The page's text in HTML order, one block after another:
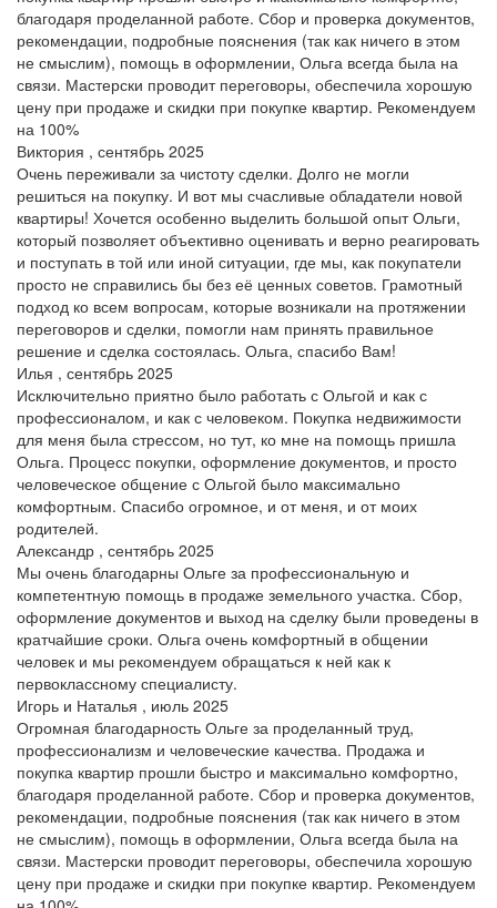
благодаря проделанной работе. Сбор и проверка документов,
рекомендации, подробные пояснения (так как ничего в этом
не смыслим), помощь в оформлении, Ольга всегда была на
связи. Мастерски проводит переговоры, обеспечила хорошую
цену при продаже и скидки при покупке квартир. Рекомендуем
на 100%
Виктория , сентябрь 2025
Очень переживали за чистоту сделки. Долго не могли
решиться на покупку. И вот мы счасливые обладатели новой
квартиры! Хочется особенно выделить большой опыт Ольги,
который позволяет объективно оценивать и верно реагировать
и поступать в той или иной ситуации, где мы, как покупатели
просто не справились бы без её ценных советов. Грамотный
подход ко всем вопросам, которые возникали на протяжении
переговоров и сделки, помогли нам принять правильное
решение и сделка состоялась. Ольга, спасибо Вам!
Илья , сентябрь 2025
Исключительно приятно было работать с Ольгой и как с
профессионалом, и как с человеком. Покупка недвижимости
для меня была стрессом, но тут, ко мне на помощь пришла
Ольга. Процесс покупки, оформление документов, и просто
человеческое общение с Ольгой было максимально
комфортным. Спасибо огромное, и от меня, и от моих
родителей.
Александр , сентябрь 2025
Мы очень благодарны Ольге за профессиональную и
компетентную помощь в продаже земельного участка. Сбор,
оформление документов и выход на сделку были проведены в
кратчайшие сроки. Ольга очень комфортный в общении
человек и мы рекомендуем обращаться к ней как к
первоклассному специалисту.
Игорь и Наталья , июль 2025
Огромная благодарность Ольге за проделанный труд,
профессионализм и человеческие качества. Продажа и
покупка квартир прошли быстро и максимально комфортно,
благодаря проделанной работе. Сбор и проверка документов,
рекомендации, подробные пояснения (так как ничего в этом
не смыслим), помощь в оформлении, Ольга всегда была на
связи. Мастерски проводит переговоры, обеспечила хорошую
цену при продаже и скидки при покупке квартир. Рекомендуем